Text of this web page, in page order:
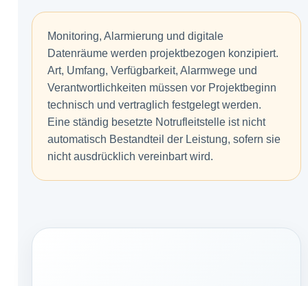
Monitoring, Alarmierung und digitale
Datenräume werden projektbezogen konzipiert.
Art, Umfang, Verfügbarkeit, Alarmwege und
Verantwortlichkeiten müssen vor Projektbeginn
technisch und vertraglich festgelegt werden.
Eine ständig besetzte Notrufleitstelle ist nicht
automatisch Bestandteil der Leistung, sofern sie
nicht ausdrücklich vereinbart wird.